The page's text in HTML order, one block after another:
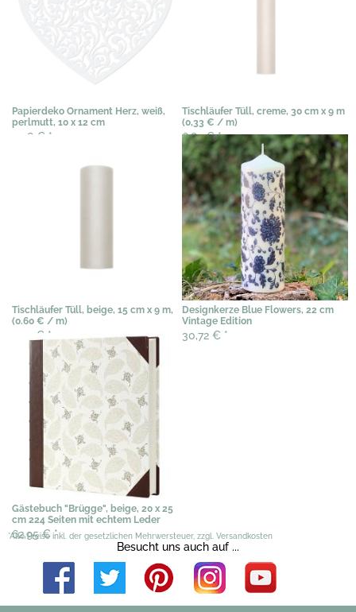
Papierdeko Ornament Herz, weiß,
perlmutt, 10 x 12 cm
4,98 € *
Tischläufer Tüll, creme, 30 cm x 9 m
(0,33 € / m)
6,82 €*
Tischläufer Tüll, beige, 15 cm x 9 m,
(0.60 € / m)
2,99 € *
Designkerze Blue Flowers, 22 cm
Vintage Edition
30,72 € *
Gästebuch "Brügge", beige, 20 x 25
cm 224 Seiten mit echtem Leder
62,95 €*
*Alle Preise inkl. der gesetzlichen Mehrwersteuer, zzgl. Versandkosten
Besucht uns auch auf ...